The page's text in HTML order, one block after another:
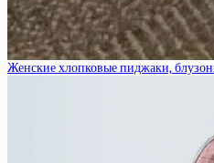
Женские хлопковые пиджаки,